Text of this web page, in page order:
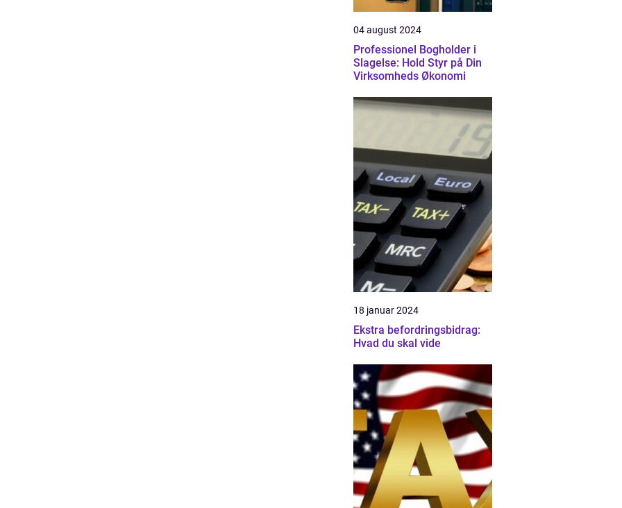
04 august 2024
Professionel Bogholder i
Slagelse: Hold Styr på Din
Virksomheds Økonomi
18 januar 2024
Ekstra befordringsbidrag:
Hvad du skal vide